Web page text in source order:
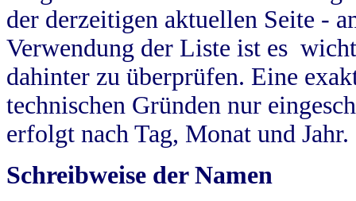
der derzeitigen aktuellen Seite -
Verwendung der Liste ist es
dahinter zu überprüfen. Eine
technischen Gründen nur
erfolgt nach Tag, Monat und Jahr.
Schreibweise der Namen